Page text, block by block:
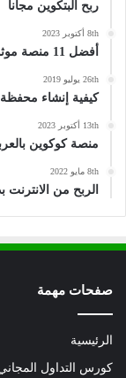
ربح البتكوين مجانا
8th أكتوبر 2023
أفضل 11 منصة موثوقة لتداول العملات الرقمية
26th يوليو 2019
كيفية إنشاء محفظة
13th أكتوبر 2023
منصة كوكوين
8th مايو 2022
الربح من الانترنت
صفحات مهمة
الرئيسية
كورس التداول